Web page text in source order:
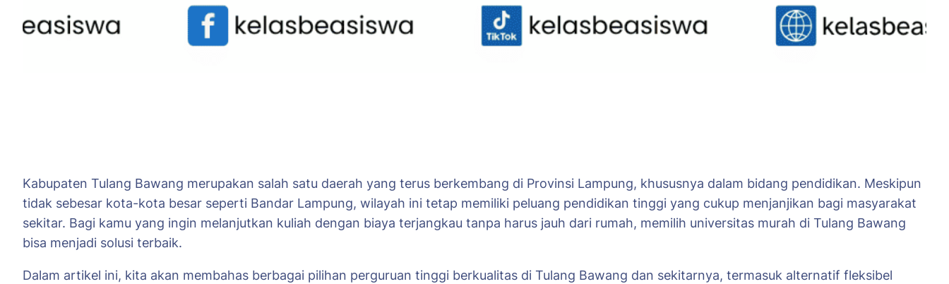
Kabupaten Tulang Bawang merupakan salah satu daerah yang terus berkembang di Provinsi Lampung, khususnya dalam bidang pendidikan. Meskipun
tidak sebesar kota-kota besar seperti Bandar Lampung, wilayah ini tetap memiliki peluang pendidikan tinggi yang cukup menjanjikan bagi masyarakat
sekitar. Bagi kamu yang ingin melanjutkan kuliah dengan biaya terjangkau tanpa harus jauh dari rumah, memilih universitas murah di Tulang Bawang
bisa menjadi solusi terbaik.
Dalam artikel ini, kita akan membahas berbagai pilihan perguruan tinggi berkualitas di Tulang Bawang dan sekitarnya, termasuk alternatif fleksibel